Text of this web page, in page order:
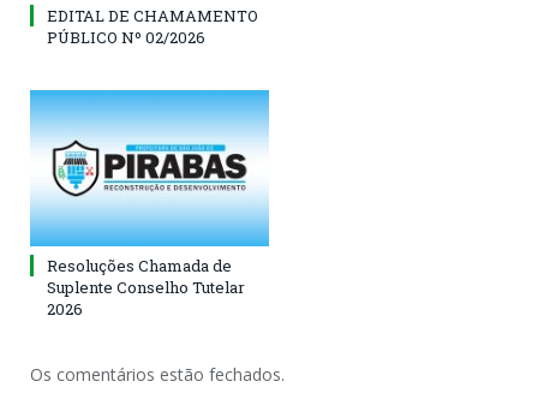
EDITAL DE CHAMAMENTO
PÚBLICO Nº 02/2026
Resoluções Chamada de
Suplente Conselho Tutelar
2026
Os comentários estão fechados.